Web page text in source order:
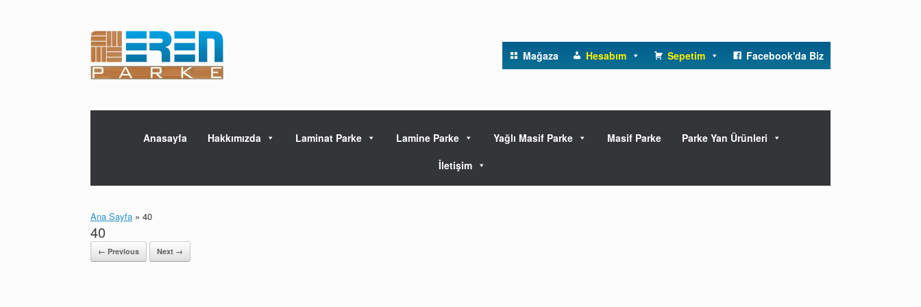
Mağaza Hesabım Sepetim Facebook'da Biz
Anasayfa Hakkımızda Laminat Parke Lamine Parke Yağlı Masif Parke Masif Parke
Parke Yan Ürünleri
İletişim
Ana Sayfa » 40
40
← Previous Next →